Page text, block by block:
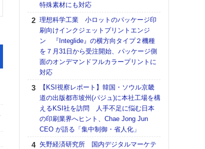
特殊素材にも対応
理想科学工業 小ロットのパッケージ印
刷向けインクジェットプリントエンジ
ン 『Integlide』の横方向タイプ２機種
を７月31日から受注開始、パッケージ側
面のオンデマンドフルカラープリントに
対応
【KSI視察レポート】韓国・ソウル京畿
道の出版都市坡州(パジュ)に本社工場を構
えるKSI社を訪問 人手不足に悩む日本
の印刷業界へヒント、Chae Jong Jun
CEO が語る「集中制御・省人化」
矢野経済研究所 国内デジタルマーケテ